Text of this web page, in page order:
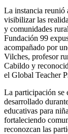
La instancia reunió
visibilizar las
y comunidades
Fundación 99
acompañado por
Vilches, profesor
Cabildo y
el Global Teacher
La participación se
desarrollado
educativas para
fortaleciendo
reconozcan las